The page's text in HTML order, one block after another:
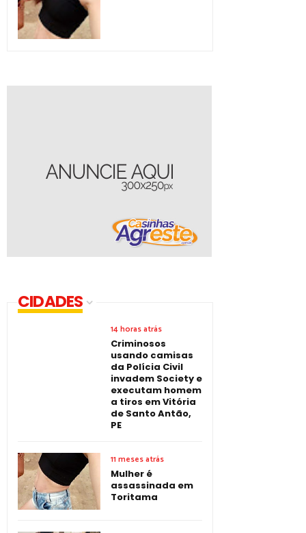
CIDADES
14 horas atrás
Criminosos
usando camisas
da Polícia Civil
invadem Society e
executam homem
a tiros em Vitória
de Santo Antão,
PE
11 meses atrás
Mulher é
assassinada em
Toritama